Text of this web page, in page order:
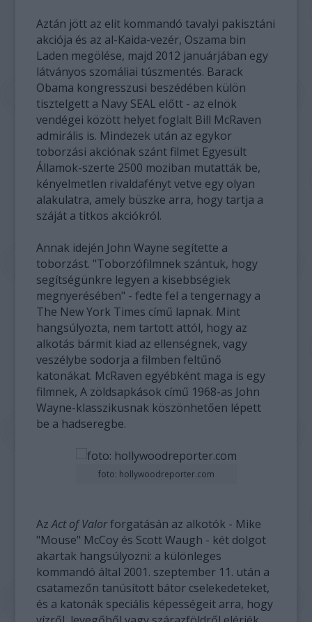
Aztán jött az elit kommandó tavalyi pakisztáni
akciója és az al-Kaida-vezér, Oszama bin
Laden megölése, majd 2012 januárjában egy
látványos szomáliai túszmentés. Barack
Obama kongresszusi beszédében külön
tisztelgett a Navy SEAL előtt - az elnök
vendégei között helyet foglalt Bill McRaven
admirális is. Mindezek után az egykor
toborzási akciónak szánt filmet Egyesült
Államok-szerte 2500 moziban mutatták be,
kényelmetlen rivaldafényt vetve egy olyan
alakulatra, amely büszke arra, hogy tartja a
száját a titkos akciókról.
Annak idején John Wayne segítette a
toborzást. "Toborzófilmnek szántuk, hogy
segítségünkre legyen a kisebbségiek
megnyerésében" - fedte fel a tengernagy a
The New York Times című lapnak. Mint
hangsúlyozta, nem tartott attól, hogy az
alkotás bármit kiad az ellenségnek, vagy
veszélybe sodorja a filmben feltűnő
katonákat. McRaven egyébként maga is egy
filmnek, A zöldsapkások című 1968-as John
Wayne-klasszikusnak köszönhetően lépett
be a hadseregbe.
foto: hollywoodreporter.com
AzAct of Valorforgatásán az alkotók - Mike
"Mouse" McCoy és Scott Waugh - két dolgot
akartak hangsúlyozni: a különleges
kommandó által 2001. szeptember 11. után a
csatamezőn tanúsított bátor cselekedeteket,
és a katonák speciális képességeit arra, hogy